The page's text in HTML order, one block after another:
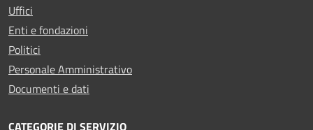
Uffici
Enti e fondazioni
Politici
Personale Amministrativo
Documenti e dati
CATEGORIE DI SERVIZIO